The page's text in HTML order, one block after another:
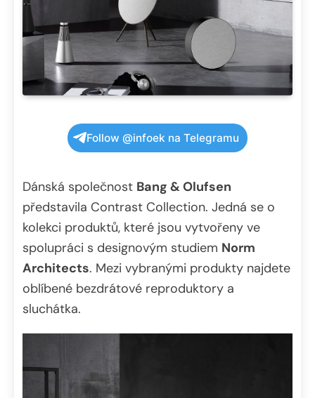
Follow @infoek na Telegramu
Dánská společnost Bang & Olufsen
představila Contrast Collection. Jedná se o
kolekci produktů, které jsou vytvořeny ve
spolupráci s designovým studiem Norm
Architects. Mezi vybranými produkty najdete
oblíbené bezdrátové reproduktory a
sluchátka.